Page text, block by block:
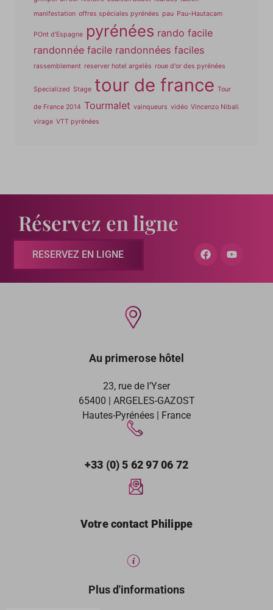
manifestation offres spéciales pyrénées pau Pau-Hautacam
POnt d'Espagne pyrénées rando facile
randonnée facile randonnées faciles
rassemblement reserver hotel argelès roue d'or des pyrénées
Specialized Stage tour de france Tour
de France 2014 Tourmalet vainqueurs vidéo Vincenzo Nibali
virage VTT pyrénées
Réservez en ligne
RESERVEZ EN LIGNE
Au primerose hôtel
23, rue de l’Yser
65400 | ARGELES-GAZOST
Hautes-Pyrénées | France
+33 (0) 5 62 97 06 72
Votre contact Philippe
Plus d'informations